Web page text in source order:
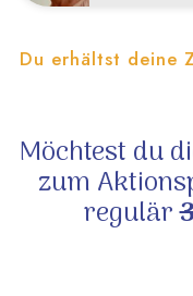
Du erhältst deine
Möchtest du
zum
regulär